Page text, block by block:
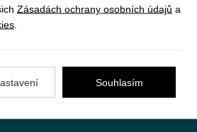
nic neunikne
Zásadách ochrany osobních údajů a
Souhlasím